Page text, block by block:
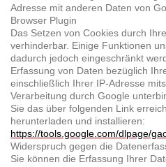
Adresse mit anderen Daten von
Browser Plugin
Das Setzen von Cookies durch
verhinderbar. Einige Funktionen
dadurch jedoch eingeschränkt
Erfassung von Daten bezüglich
einschließlich Ihrer IP-Adresse
Verarbeitung durch Google
Sie das über folgenden Link
herunterladen und installieren:
https://tools.google.com/dlpage/
Widerspruch gegen die
Sie können die Erfassung Ihrer